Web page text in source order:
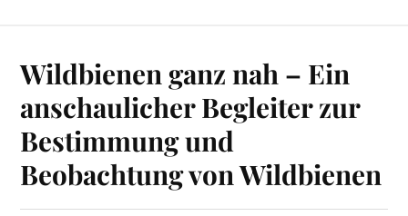
Wildbienen ganz nah – Ein
anschaulicher Begleiter zur
Bestimmung und
Beobachtung von Wildbienen